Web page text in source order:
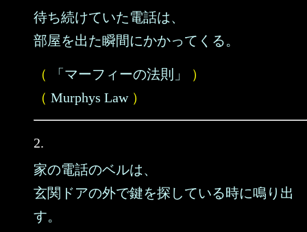
待ち続けていた電話は、
部屋を出た瞬間にかかってくる。
（ 「マーフィーの法則」
）
（ Murphys Law）
2.
家の電話のベルは、
玄関ドアの外で鍵を探している時に鳴り出
す。